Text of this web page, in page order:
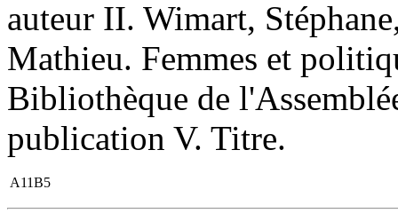
auteur II. Wimart,
Mathieu. Femmes et
Bibliothèque de
publication V. Titre.
A11B5